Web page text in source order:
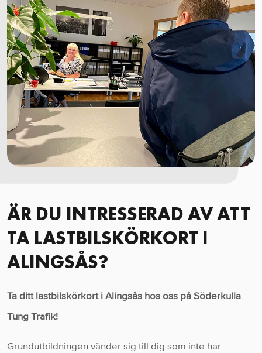
ÄR DU INTRESSERAD AV ATT
TA LASTBILSKÖRKORT I
ALINGSÅS?
Ta ditt lastbilskörkort i Alingsås hos oss på Söderkulla
Tung Trafik!
Grundutbildningen vänder sig till dig som inte har